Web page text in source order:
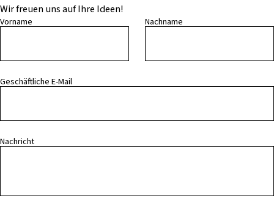
Wir freuen uns auf Ihre Ideen!
Vorname Nachname
Geschäftliche E-Mail
Nachricht